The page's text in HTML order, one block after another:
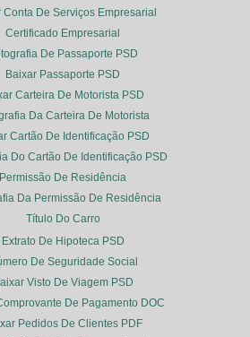
Conta De Serviços Empresarial
Certificado Empresarial
De Passaporte PSD
Baixar Passaporte PSD
Carteira De Motorista PSD
Da Carteira De Motorista
Cartão De Identificação PSD
Do Cartão De Identificação PSD
Permissão De Residência
Da Permissão De Residência
Título Do Carro
Extrato De Hipoteca PSD
De Seguridade Social
Visto De Viagem PSD
De Pagamento DOC
Pedidos De Clientes PDF